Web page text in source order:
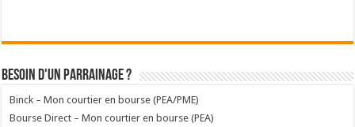
Besoin d'un parrainage ?
Binck – Mon courtier en bourse (PEA/PME)
Bourse Direct – Mon courtier en bourse (PEA)